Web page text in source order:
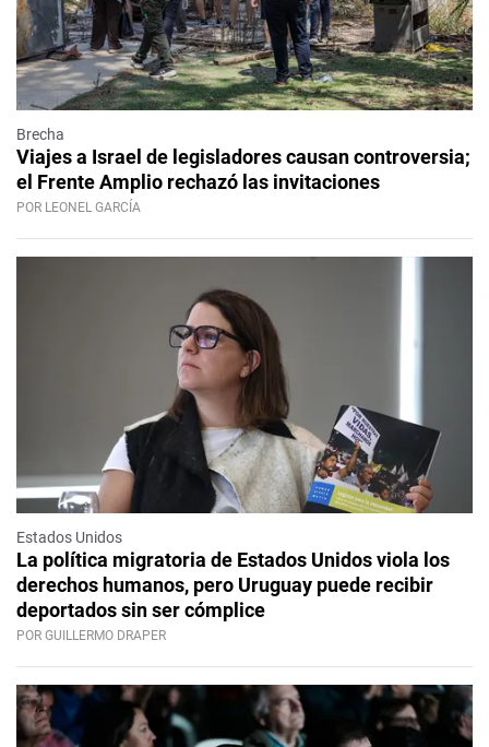
Brecha
Viajes a Israel de legisladores causan controversia;
el Frente Amplio rechazó las invitaciones
POR LEONEL GARCÍA
Estados Unidos
La política migratoria de Estados Unidos viola los
derechos humanos, pero Uruguay puede recibir
deportados sin ser cómplice
POR GUILLERMO DRAPER